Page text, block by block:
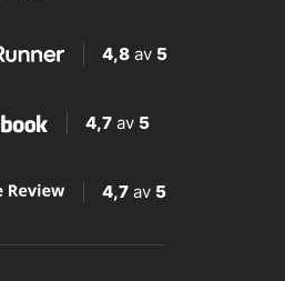
4,8 av 5
4,7 av 5
4,7 av 5